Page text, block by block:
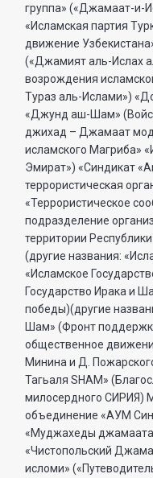
группа» («Джамаат-и-
«Исламская партия
движение
(«Джамият аль-Ислах
возрождения
Тураз аль-Ислами»)
«Джунд аш-Шам»
джихад – Джамаат
исламского Магриба»
Эмират») «Синдикат
террористическая
«Террористическое
подразделение
территории
(другие названия:
«Исламское
Государство Ирака и
победы)(другие
Шам» (Фронт
общественное
Минина и Д.
Тагьаля SHAM»
милосердного СИРИЯ)
объединение «АУМ
«Муджахеды
«Чистопольский
исломи»